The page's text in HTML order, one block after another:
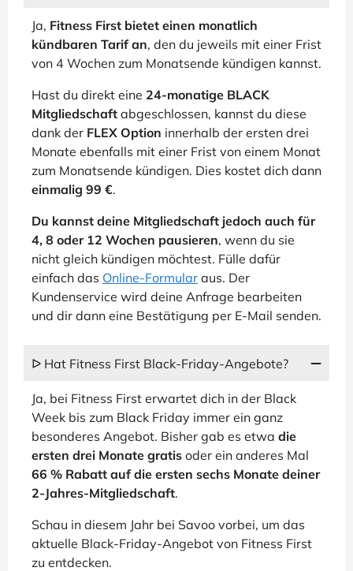
Ja, Fitness First bietet einen monatlich
kündbaren Tarif an, den du jeweils mit einer Frist
von 4 Wochen zum Monatsende kündigen kannst.
Hast du direkt eine 24-monatige BLACK
Mitgliedschaft abgeschlossen, kannst du diese
dank der FLEX Option innerhalb der ersten drei
Monate ebenfalls mit einer Frist von einem Monat
zum Monatsende kündigen. Dies kostet dich dann
einmalig 99 €.
Du kannst deine Mitgliedschaft jedoch auch für
4, 8 oder 12 Wochen pausieren, wenn du sie
nicht gleich kündigen möchtest. Fülle dafür
einfach das Online-Formular aus. Der
Kundenservice wird deine Anfrage bearbeiten
und dir dann eine Bestätigung per E-Mail senden.
ᐅ Hat Fitness First Black-Friday-Angebote?
Ja, bei Fitness First erwartet dich in der Black
Week bis zum Black Friday immer ein ganz
besonderes Angebot. Bisher gab es etwa die
ersten drei Monate gratis oder ein anderes Mal
66 % Rabatt auf die ersten sechs Monate deiner
2-Jahres-Mitgliedschaft.
Schau in diesem Jahr bei Savoo vorbei, um das
aktuelle Black-Friday-Angebot von Fitness First
zu entdecken.